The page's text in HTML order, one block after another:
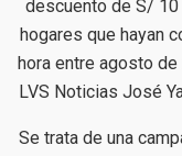
descuento de S/ 10
hogares que hayan
hora entre agosto
LVS Noticias José
Se trata de una